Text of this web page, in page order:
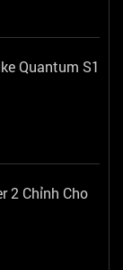
Quantum S1
2 Chỉnh Cho